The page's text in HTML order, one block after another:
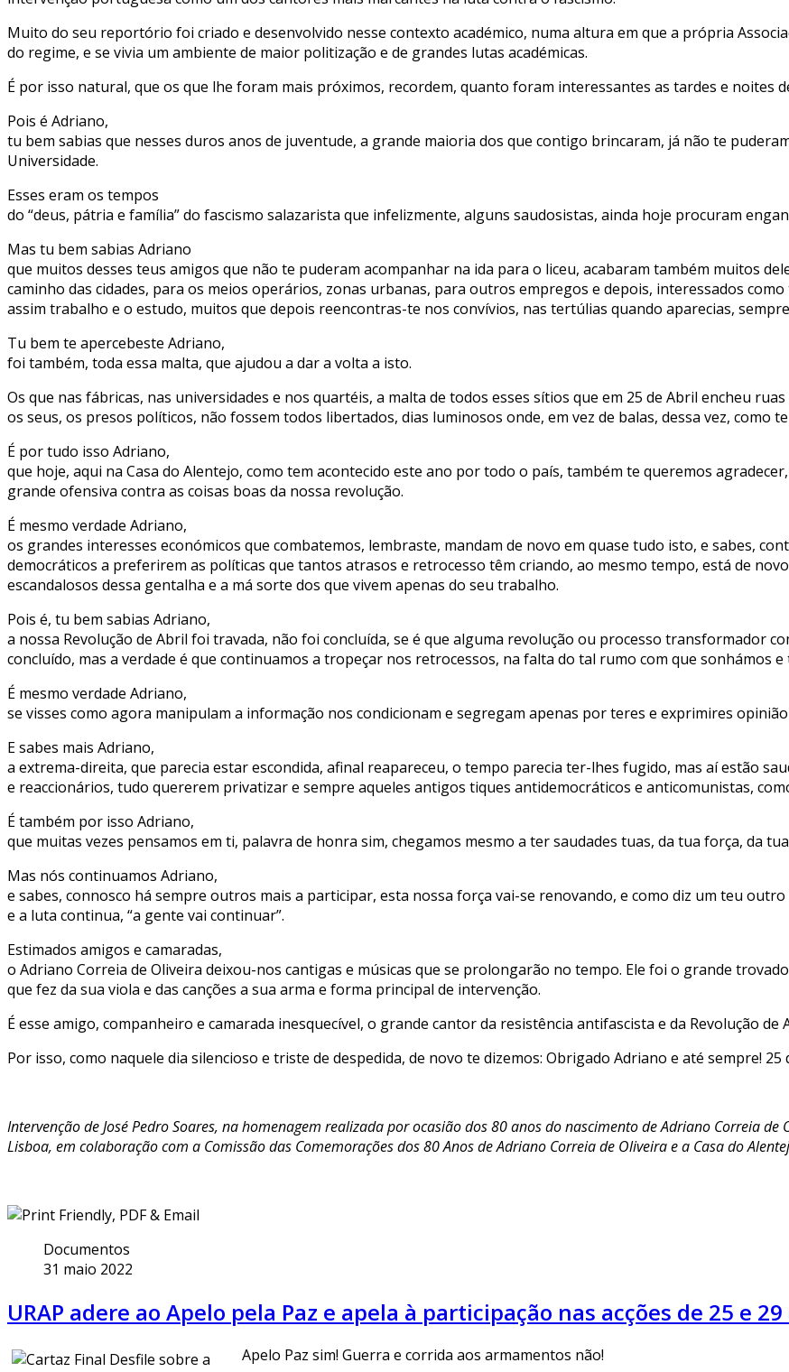
Muito do seu reportório foi criado e desenvolvido nesse contexto académico, numa altura em que a própria
do regime, e se vivia um ambiente de maior politização e de grandes lutas académicas.
É por isso natural, que os que lhe foram mais próximos, recordem, quanto foram interessantes as tardes e noites
Pois é Adriano,
tu bem sabias que nesses duros anos de juventude, a grande maioria dos que contigo brincaram, já não te
Universidade.
Esses eram os tempos
do “deus, pátria e família” do fascismo salazarista que infelizmente, alguns saudosistas, ainda hoje procuram
Mas tu bem sabias Adriano
que muitos desses teus amigos que não te puderam acompanhar na ida para o liceu, acabaram também muitos
caminho das cidades, para os meios operários, zonas urbanas, para outros empregos e depois, interessados
assim trabalho e o estudo, muitos que depois reencontras-te nos convívios, nas tertúlias quando aparecias,
Tu bem te apercebeste Adriano,
foi também, toda essa malta, que ajudou a dar a volta a isto.
Os que nas fábricas, nas universidades e nos quartéis, a malta de todos esses sítios que em 25 de Abril encheu
os seus, os presos políticos, não fossem todos libertados, dias luminosos onde, em vez de balas, dessa vez, como
É por tudo isso Adriano,
que hoje, aqui na Casa do Alentejo, como tem acontecido este ano por todo o país, também te queremos
grande ofensiva contra as coisas boas da nossa revolução.
É mesmo verdade Adriano,
os grandes interesses económicos que combatemos, lembraste, mandam de novo em quase tudo isto, e sabes,
democráticos a preferirem as políticas que tantos atrasos e retrocesso têm criando, ao mesmo tempo, está de
escandalosos dessa gentalha e a má sorte dos que vivem apenas do seu trabalho.
Pois é, tu bem sabias Adriano,
a nossa Revolução de Abril foi travada, não foi concluída, se é que alguma revolução ou processo transformador
concluído, mas a verdade é que continuamos a tropeçar nos retrocessos, na falta do tal rumo com que sonhámos
É mesmo verdade Adriano,
se visses como agora manipulam a informação nos condicionam e segregam apenas por teres e exprimires
E sabes mais Adriano,
a extrema-direita, que parecia estar escondida, afinal reapareceu, o tempo parecia ter-lhes fugido, mas aí estão
e reaccionários, tudo quererem privatizar e sempre aqueles antigos tiques antidemocráticos e anticomunistas,
É também por isso Adriano,
que muitas vezes pensamos em ti, palavra de honra sim, chegamos mesmo a ter saudades tuas, da tua força, da
Mas nós continuamos Adriano,
e sabes, connosco há sempre outros mais a participar, esta nossa força vai-se renovando, e como diz um teu
e a luta continua, “a gente vai continuar”.
Estimados amigos e camaradas,
o Adriano Correia de Oliveira deixou-nos cantigas e músicas que se prolongarão no tempo. Ele foi o grande
que fez da sua viola e das canções a sua arma e forma principal de intervenção.
É esse amigo, companheiro e camarada inesquecível, o grande cantor da resistência antifascista e da Revolução de
Por isso, como naquele dia silencioso e triste de despedida, de novo te dizemos: Obrigado Adriano e até sempre! 25
Intervenção de José Pedro Soares, na homenagem realizada por ocasião dos 80 anos do nascimento de Adriano Correia
Lisboa, em colaboração com a Comissão das Comemorações dos 80 Anos de Adriano Correia de Oliveira e a Casa do
Documentos
31 maio 2022
URAP adere ao Apelo pela Paz e apela à participação nas acções de 25 e
Apelo Paz sim! Guerra e corrida aos armamentos não!